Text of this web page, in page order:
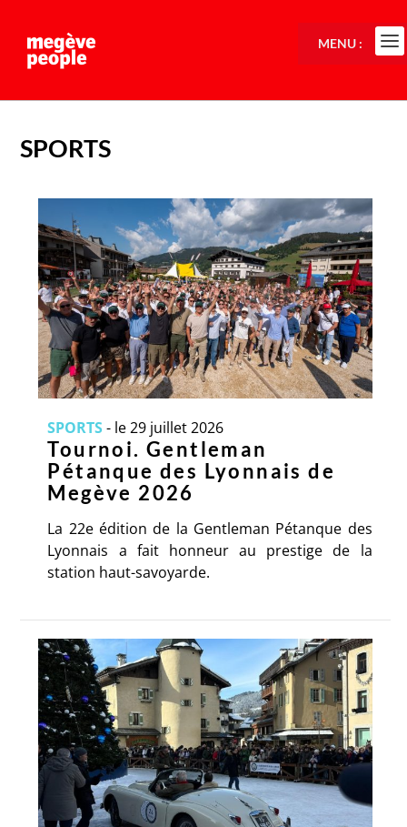
SPORTS
SPORTS- le 29 juillet 2026
Tournoi. Gentleman
Pétanque des Lyonnais de
Megève 2026
La 22e édition de la Gentleman Pétanque des
Lyonnais a fait honneur au prestige de la
station haut-savoyarde.
MENU :